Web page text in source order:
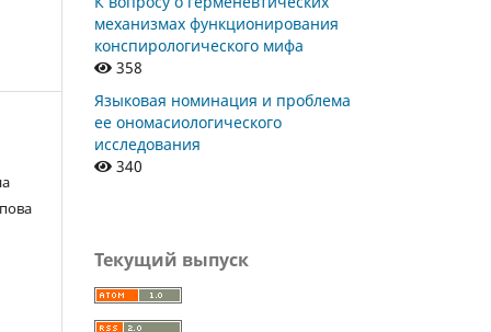
механизмах функционирования
конспирологического мифа
358
Языковая номинация и проблема
ее ономасиологического
исследования
340
Текущий выпуск